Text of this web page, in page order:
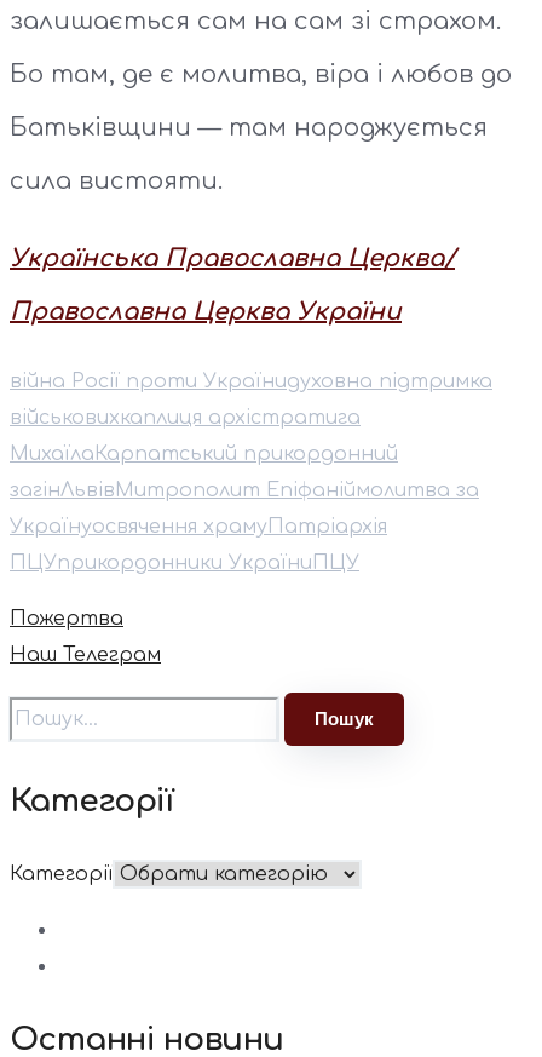
залишається сам на сам зі страхом.
Бо там, де є молитва, віра і любов до
Батьківщини — там народжується
сила вистояти.
Українська Православна Церква/
Православна Церква України
війна Росії проти Українидуховна підтримка
військовихкаплиця архістратига
Михаїла Карпатський прикордонний
загінЛьвів Митрополит Епіфаніймолитва за
Українуосвячення храму Патріархія
ПЦУприкордонники України ПЦУ
Пожертва
Наш Телеграм
Категорії
Категорії
Останні новини